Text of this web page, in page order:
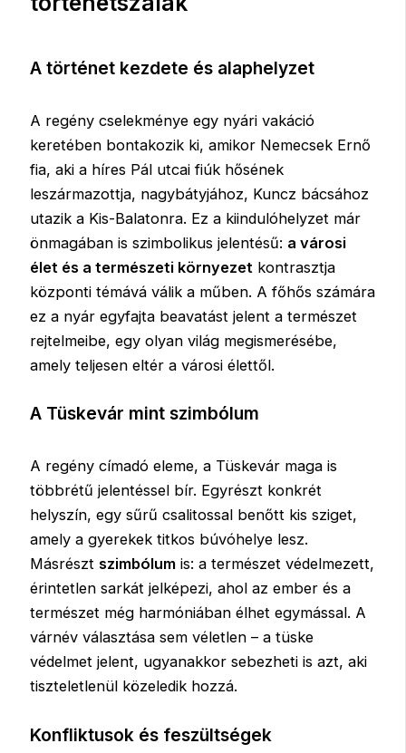
A történet kezdete és alaphelyzet
A regény cselekménye egy nyári vakáció
keretében bontakozik ki, amikor Nemecsek Ernő
fia, aki a híres Pál utcai fiúk hősének
leszármazottja, nagybátyjához, Kuncz bácsához
utazik a Kis-Balatonra. Ez a kiindulóhelyzet már
önmagában is szimbolikus jelentésű: a városi
élet és a természeti környezet kontrasztja
központi témává válik a műben. A főhős számára
ez a nyár egyfajta beavatást jelent a természet
rejtelmeibe, egy olyan világ megismerésébe,
amely teljesen eltér a városi élettől.
A Tüskevár mint szimbólum
A regény címadó eleme, a Tüskevár maga is
többrétű jelentéssel bír. Egyrészt konkrét
helyszín, egy sűrű csalitossal benőtt kis sziget,
amely a gyerekek titkos búvóhelye lesz.
Másrésztszimbólum is: a természet védelmezett,
érintetlen sarkát jelképezi, ahol az ember és a
természet még harmóniában élhet egymással. A
várnév választása sem véletlen – a tüske
védelmet jelent, ugyanakkor sebezheti is azt, aki
tiszteletlenül közeledik hozzá.
Konfliktusok és feszültségek